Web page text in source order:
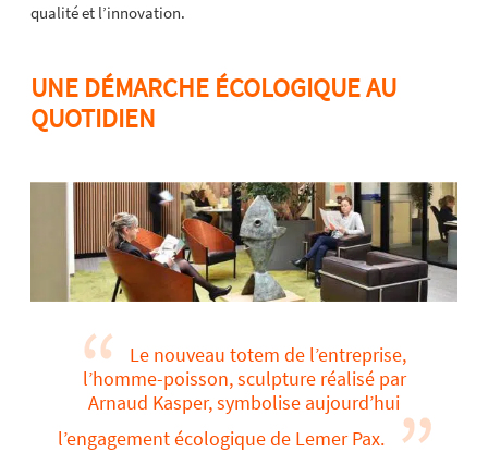
qualité et l’innovation.
UNE DÉMARCHE ÉCOLOGIQUE AU
QUOTIDIEN
Le nouveau totem de l’entreprise,
l’homme-poisson, sculpture réalisé par
Arnaud Kasper, symbolise aujourd’hui
l’engagement écologique de Lemer Pax.